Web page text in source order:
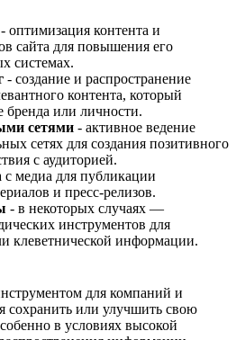
- оптимизация контента и
сайта для повышения его
системах.
- создание и распространение
контента, который
бренда или личности.
сетями - активное ведение
сетях для создания позитивного
с аудиторией.
с медиа для публикации
и пресс-релизов.
- в некоторых случаях —
инструментов для
клеветнической информации.
для компаний и
сохранить или улучшить свою
в условиях высокой